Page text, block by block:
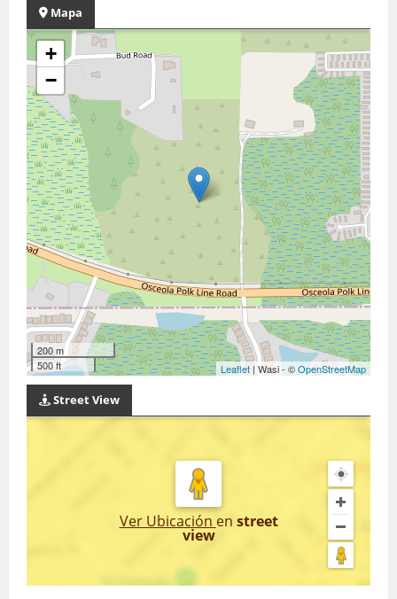
Mapa
+
−
200 m
500 ft
Leaflet | Wasi - ©OpenStreetMap
Street View
Ver Ubicación en street
view